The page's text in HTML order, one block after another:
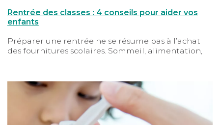
Rentrée des classes : 4 conseils pour aider vos
enfants
Préparer une rentrée ne se résume pas à l’achat
des fournitures scolaires. Sommeil, alimentation,
décisif pour vos enfants.
Déconfinement : mettez à jour vos vaccins